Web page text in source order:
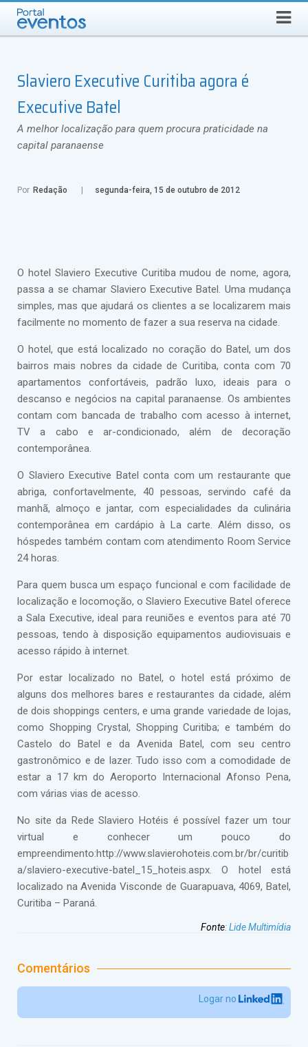
Select Language ▼
Slaviero Executive Curitiba agora é
Executive Batel
A melhor localização para quem procura praticidade na
capital paranaense
Por Redação segunda-feira, 15 de outubro de 2012
O hotel Slaviero Executive Curitiba mudou de nome, agora,
passa a se chamar Slaviero Executive Batel. Uma mudança
simples, mas que ajudará os clientes a se localizarem mais
facilmente no momento de fazer a sua reserva na cidade.
O hotel, que está localizado no coração do Batel, um dos
bairros mais nobres da cidade de Curitiba, conta com 70
apartamentos confortáveis, padrão luxo, ideais para o
descanso e negócios na capital paranaense. Os ambientes
contam com bancada de trabalho com acesso à internet,
TV a cabo e ar-condicionado, além de decoração
contemporânea.
O Slaviero Executive Batel conta com um restaurante que
abriga, confortavelmente, 40 pessoas, servindo café da
manhã, almoço e jantar, com especialidades da culinária
contemporânea em cardápio à La carte. Além disso, os
hóspedes também contam com atendimento Room Service
24 horas.
Para quem busca um espaço funcional e com facilidade de
localização e locomoção, o Slaviero Executive Batel oferece
a Sala Executive, ideal para reuniões e eventos para até 70
pessoas, tendo à disposição equipamentos audiovisuais e
acesso rápido à internet.
Por estar localizado no Batel, o hotel está próximo de
alguns dos melhores bares e restaurantes da cidade, além
de dois shoppings centers, e uma grande variedade de lojas,
como Shopping Crystal, Shopping Curitiba; e também do
Castelo do Batel e da Avenida Batel, com seu centro
gastronômico e de lazer. Tudo isso com a comodidade de
estar a 17 km do Aeroporto Internacional Afonso Pena,
com várias vias de acesso.
No site da Rede Slaviero Hotéis é possível fazer um tour
virtual e conhecer um pouco do
empreendimento:http://www.slavierohoteis.com.br/br/curitib
a/slaviero-executive-batel_15_hoteis.aspx. O hotel está
localizado na Avenida Visconde de Guarapuava, 4069, Batel,
Curitiba – Paraná.
Fonte:Lide Multimídia
Comentários
Logar no